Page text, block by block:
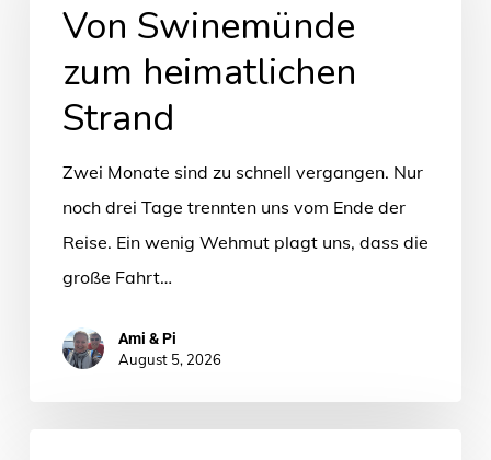
heimatlichen
Strand
Von Swinemünde
zum heimatlichen
Strand
Zwei Monate sind zu schnell vergangen. Nur
noch drei Tage trennten uns vom Ende der
Reise. Ein wenig Wehmut plagt uns, dass die
große Fahrt…
Ami & Pi
August 5, 2026